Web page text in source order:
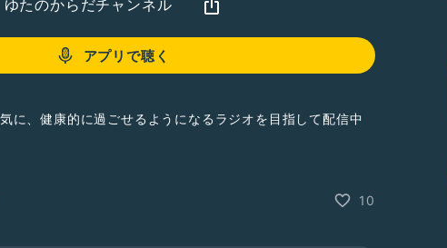
ゆたのからだチャンネル
アプリで聴く
に、健康的に過ごせるようになるラジオを目指して配信中
ちらへ）
10